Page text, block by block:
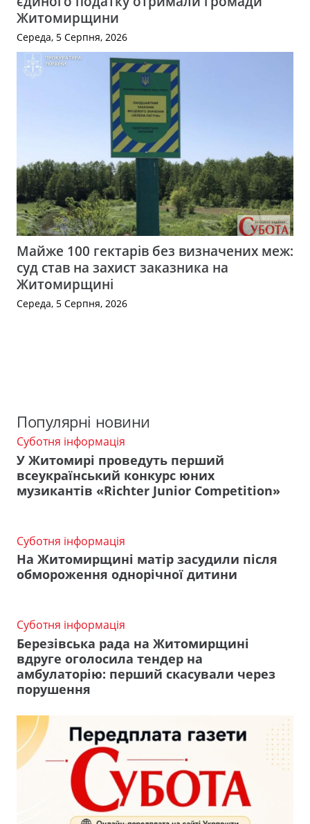
Житомирщини
Середа, 5 Серпня, 2026
Майже 100 гектарів без визначених меж:
суд став на захист заказника на
Житомирщині
Середа, 5 Серпня, 2026
Популярні новини
Суботня інформація
У Житомирі проведуть перший
всеукраїнський конкурс юних
музикантів «Richter Junior Competition»
Суботня інформація
На Житомирщині матір засудили після
обмороження однорічної дитини
Суботня інформація
Березівська рада на Житомирщині
вдруге оголосила тендер на
амбулаторію: перший скасували через
порушення